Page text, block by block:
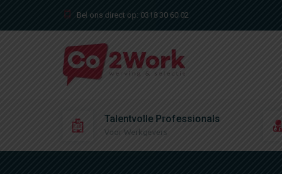
Bel ons direct op: 0318 30 60 02
Talentvolle Professionals
Voor Werkgevers